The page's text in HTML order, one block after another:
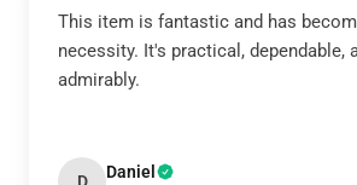
This item is fantastic and has
necessity. It's practical, dependable,
admirably.
Daniel